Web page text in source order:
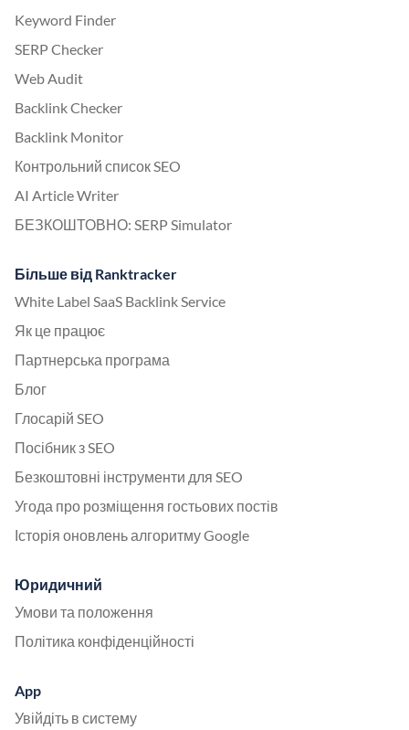
Keyword Finder
SERP Checker
Web Audit
Backlink Checker
Backlink Monitor
Контрольний список SEO
AI Article Writer
БЕЗКОШТОВНО: SERP Simulator
Більше від Ranktracker
White Label SaaS Backlink Service
Як це працює
Партнерська програма
Блог
Глосарій SEO
Посібник з SEO
Безкоштовні інструменти для SEO
Угода про розміщення гостьових постів
Історія оновлень алгоритму Google
Юридичний
Умови та положення
Політика конфіденційності
App
Увійдіть в систему